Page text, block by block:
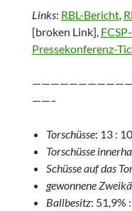
Links: RBL-Bericht,
[broken Link],
Pressekonferenz-
——–
Torschüsse: 13 : 10
Torschüsse
Schüsse auf das
gewonnene
Ballbesitz: 51,9%